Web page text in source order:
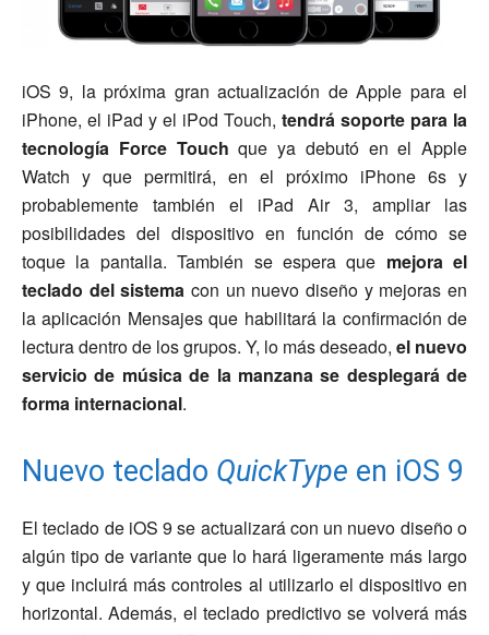
iOS 9, la próxima gran actualización de Apple para el
iPhone, el iPad y el iPod Touch, tendrá soporte para la
tecnología Force Touch que ya debutó en el Apple
Watch y que permitirá, en el próximo iPhone 6s y
probablemente también el iPad Air 3, ampliar las
posibilidades del dispositivo en función de cómo se
toque la pantalla. También se espera que mejora el
teclado del sistema con un nuevo diseño y mejoras en
la aplicación Mensajes que habilitará la confirmación de
lectura dentro de los grupos. Y, lo más deseado, el nuevo
servicio de música de la manzana se desplegará de
forma internacional.
Nuevo teclado QuickType en iOS 9
El teclado de iOS 9 se actualizará con un nuevo diseño o
algún tipo de variante que lo hará ligeramente más largo
y que incluirá más controles al utilizarlo el dispositivo en
horizontal. Además, el teclado predictivo se volverá más